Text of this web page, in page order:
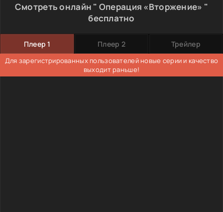
Смотреть онлайн " Операция «Вторжение» "
бесплатно
Плеер 1 Плеер 2 Трейлер
Для зарегистрированных пользователей новые серии и качество
выходит раньше!